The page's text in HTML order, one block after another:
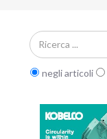
negli articoli